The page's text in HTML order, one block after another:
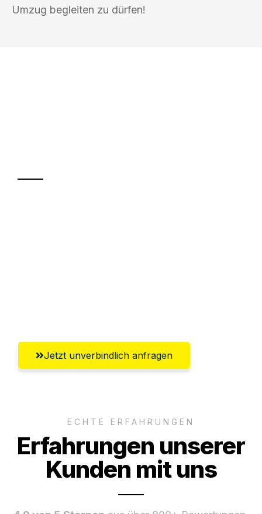
Umzug begleiten zu dürfen!
Jetzt unverbindlich anfragen
ECHTE ERFAHRUNGEN
Erfahrungen unserer
Kunden mit uns